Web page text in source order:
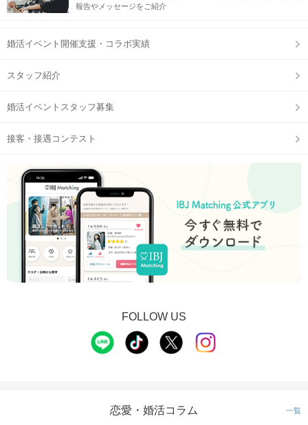
報告やメッセージをご紹介
婚活イベント開催支援・コラボ実績
スタッフ紹介
婚活イベントスタッフ募集
接客・接遇コンテスト
FOLLOW US
恋愛・婚活コラム 一覧